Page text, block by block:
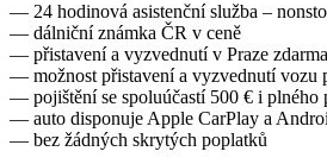
— 24 hodinová asistenční služba –
— dálniční známka ČR v ceně
— přistavení a vyzvednutí v Praze zdarma
— možnost přistavení a vyzvednutí vozu
— pojištění se spoluúčastí 500 € i plného
— auto disponuje Apple CarPlay a
— bez žádných skrytých poplatků